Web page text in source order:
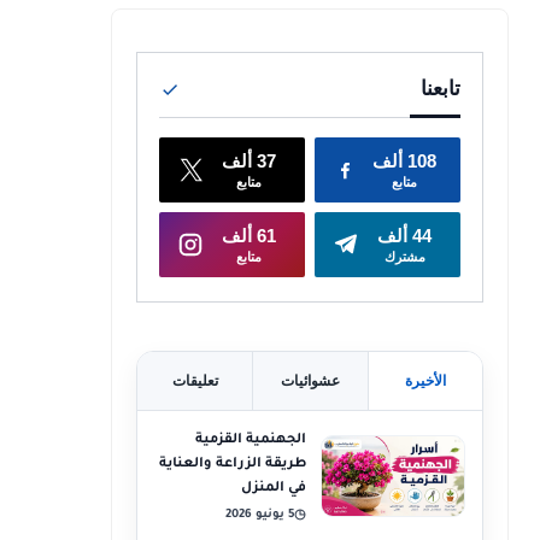
الأخيرة عشوائيات تعليقات
الجهنمية القزمية
طريقة الزراعة والعناية
في المنزل
◷5 يونيو 2026